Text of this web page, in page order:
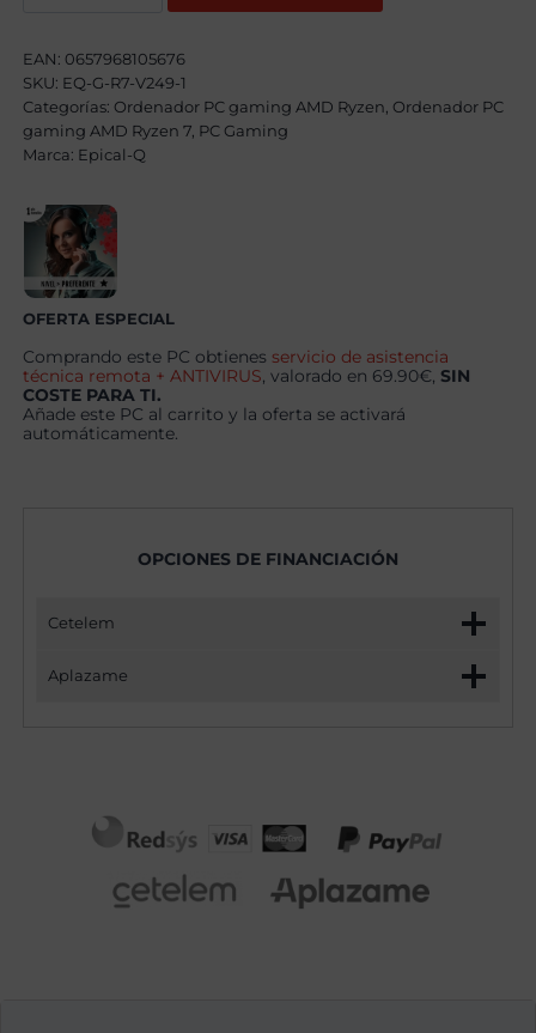
Ryzen
7
7800X3D,
32GB,
2TB
SSD
NVME,
5070Ti+
Windows
11
Pro
cantidad
EAN: 0657968105676
SKU: EQ-G-R7-V249-1
Categorías: Ordenador PC gaming AMD Ryzen Ordenador PC
gaming AMD Ryzen 7 PC Gaming
Marca: Epical-Q
OFERTA ESPECIAL
Comprando este PC obtienes servicio de asistencia
técnica remota + ANTIVIRUS , valorado en 69.90€,SIN
COSTE PARA TI.
Añade este PC al carrito y la oferta se activará
automáticamente.
OPCIONES DE FINANCIACIÓN
Cetelem
Aplazame